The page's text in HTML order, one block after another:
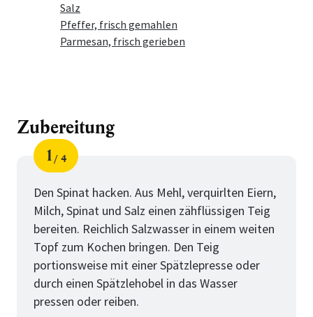
Salz
Pfeffer, frisch gemahlen
Parmesan, frisch gerieben
Zubereitung
Schritt
1
von
4
Den Spinat hacken. Aus Mehl, verquirlten Eiern,
Milch, Spinat und Salz einen zähflüssigen Teig
bereiten. Reichlich Salzwasser in einem weiten
Topf zum Kochen bringen. Den Teig
portionsweise mit einer Spätzlepresse oder
durch einen Spätzlehobel in das Wasser
pressen oder reiben.